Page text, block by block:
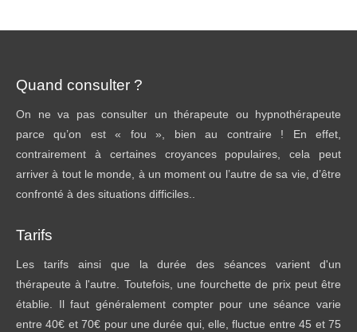
Quand consulter ?
On ne va pas consulter un thérapeute ou hypnothérapeute
parce qu’on est « fou », bien au contraire ! En effet,
contrairement à certaines croyances populaires, cela peut
arriver à tout le monde, à un moment ou l’autre de sa vie, d’être
confronté à des situations difficiles..
Tarifs
Les tarifs ainsi que la durée des séances varient d'un
thérapeute à l'autre. Toutefois, une fourchette de prix peut être
établie. Il faut généralement compter pour une séance varie
entre 40€ et 70€ pour une durée qui, elle, fluctue entre 45 et 75